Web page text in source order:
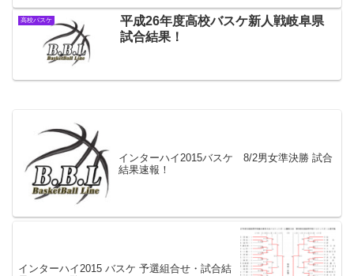
高校バスケ
平成26年度高校バスケ新人戦岐阜県
試合結果！
インターハイ2015バスケ 8/2男女準決勝 試合
結果速報！
インターハイ2015 バスケ 予選組合せ・試合結